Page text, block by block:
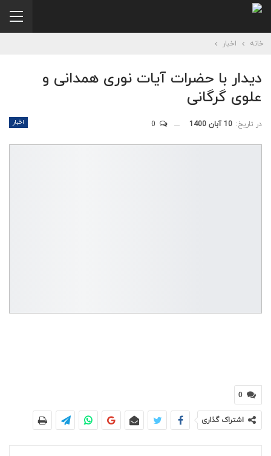
خانه اخبار
دیدار با حضرات آیات نوری همدانی و
علوی گرگانی
اخبار در تاریخ: 10 آبان 1400
0
اشتراک گذاری